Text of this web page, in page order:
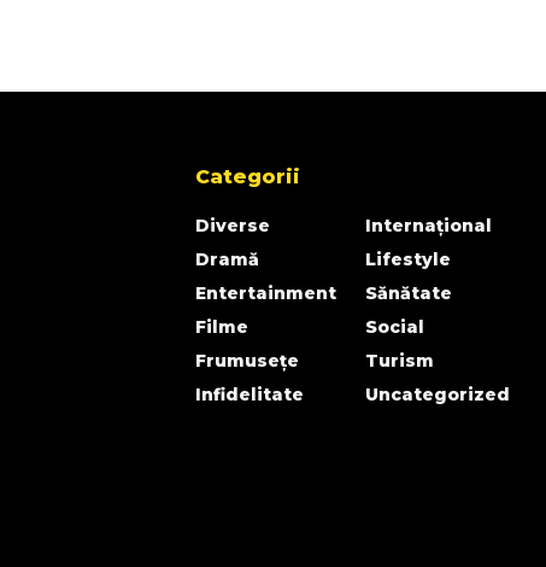
Categorii
Diverse
Dramă
Entertainment
Filme
Frumusețe
Infidelitate
Internațional
Lifestyle
Sănătate
Social
Turism
Uncategorized